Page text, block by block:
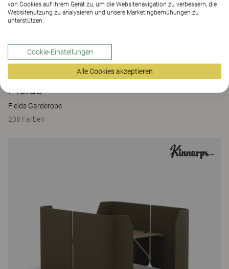
Fields
Fields Garderobe
208 Farben
von Cookies auf Ihrem Gerät zu, um die Websitenavigation zu verbessern, die
Websitenutzung zu analysieren und unsere Marketingbemühungen zu
unterstützen.
Cookie-Einstellungen
Alle Cookies akzeptieren